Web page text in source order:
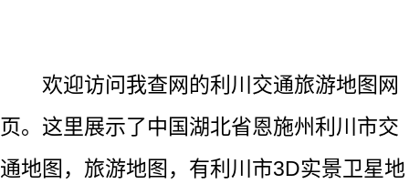
欢迎访问我查网的利川交通旅游地图网
页。这里展示了中国湖北省恩施州利川市交
通地图，旅游地图，有利川市3D实景卫星地